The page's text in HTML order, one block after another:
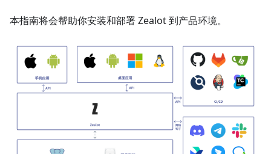
本指南将会帮助你安装和部署 Zealot 到产品环境。